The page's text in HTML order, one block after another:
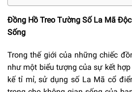
Đồng Hồ Treo Tường Số La Mã
Sống
Trong thế giới của những chiếc
như một biểu tượng của sự kết
kế tỉ mỉ, sử dụng số La Mã cổ